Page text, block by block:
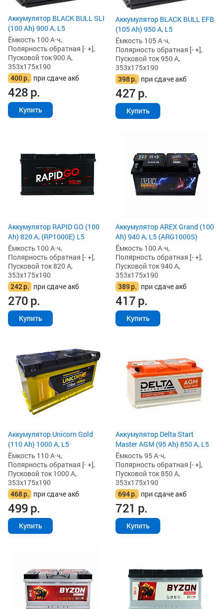
Аккумулятор BLACK BULL SLI
(100 Ah) 900 А, L5
Ёмкость 100 А·ч,
Полярность обратная [- +],
Пусковой ток 900 А,
353x175x190
400р. при сдаче акб
428р.
Купить
Аккумулятор BLACK BULL EFB
(105 Ah) 950 А, L5
Ёмкость 105 А·ч,
Полярность обратная [- +],
Пусковой ток 950 А,
353x175x190
398р. при сдаче акб
427р.
Купить
Аккумулятор RAPID GO (100
Ah) 820 А, (RP1000E) L5
Ёмкость 100 А·ч,
Полярность обратная [- +],
Пусковой ток 820 А,
353x175x190
242р. при сдаче акб
270р.
Купить
Аккумулятор AREX Grand (100
Ah) 940 А, L5 (ARG1000S)
Ёмкость 100 А·ч,
Полярность обратная [- +],
Пусковой ток 940 А,
353x175x190
389р. при сдаче акб
417р.
Купить
Аккумулятор Unicorn Gold
(110 Ah) 1000 А, L5
Ёмкость 110 А·ч,
Полярность обратная [- +],
Пусковой ток 1000 А,
353x175x190
468р. при сдаче акб
499р.
Купить
Аккумулятор Delta Start
Master AGM (95 Ah) 850 А, L5
Ёмкость 95 А·ч,
Полярность обратная [- +],
Пусковой ток 850 А,
353x175x190
694р. при сдаче акб
721 р.
Купить